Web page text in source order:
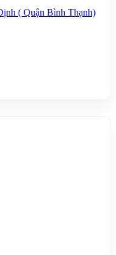
( Quận Bình Thạnh)